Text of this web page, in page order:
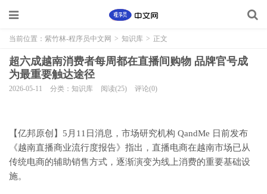
当前位置： 紫竹林-程序员中文网 > 知识库 > 正文
超六成越南消费者每周都在直播间购物 品牌官号成
为最重要触达途径
2026-05-11 分类：知识库 阅读(25) 评论(0)
【亿邦原创】 5月11日消息，市场研究机构 QandMe 日前发布
《越南直播商业流行度报告》指出，直播电商在越南市场已从
传统电商的辅助销售方式，逐渐演变为线上消费的重要基础设
施。